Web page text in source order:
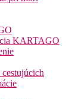
KARTAGO